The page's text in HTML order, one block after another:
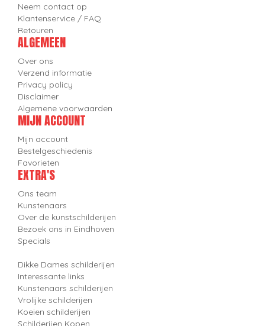
Neem contact op
Klantenservice / FAQ
Retouren
ALGEMEEN
Over ons
Verzend informatie
Privacy policy
Disclaimer
Algemene voorwaarden
MIJN ACCOUNT
Mijn account
Bestelgeschiedenis
Favorieten
EXTRA'S
Ons team
Kunstenaars
Over de kunstschilderijen
Bezoek ons in Eindhoven
Specials
Dikke Dames schilderijen
Interessante links
Kunstenaars schilderijen
Vrolijke schilderijen
Koeien schilderijen
Schilderijen Kopen